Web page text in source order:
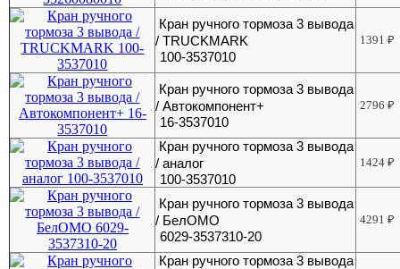
Кран ручного тормоза 3 вывода
/ TRUCKMARK
100-3537010
1391₽
Кран ручного тормоза 3 вывода
/ Автокомпонент+
16-3537010
2796₽
Кран ручного тормоза 3 вывода
/ аналог
100-3537010
1424₽
Кран ручного тормоза 3 вывода
/ БелОМО
6029-3537310-20
4291₽
Кран ручного тормоза 3 вывода